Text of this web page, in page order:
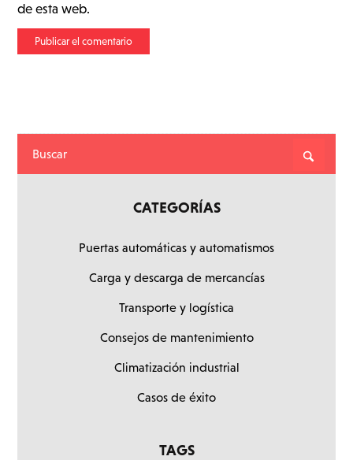
de esta web.
CATEGORÍAS
Puertas automáticas y automatismos
Carga y descarga de mercancías
Transporte y logística
Consejos de mantenimiento
Climatización industrial
Casos de éxito
TAGS